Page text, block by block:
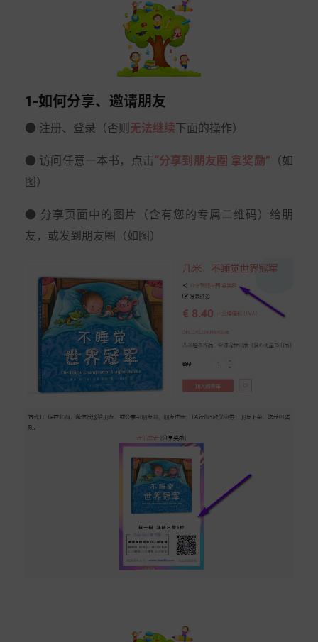
1-如何分享、邀请朋友
● 注册、登录（否则 无法继续下面的操作）
● 访问任意一本书，点击“分享到朋友圈 拿奖励” （如
图）
● 分享页面中的图片（含有您的专属二维码）给朋
友，或发到朋友圈（如图）